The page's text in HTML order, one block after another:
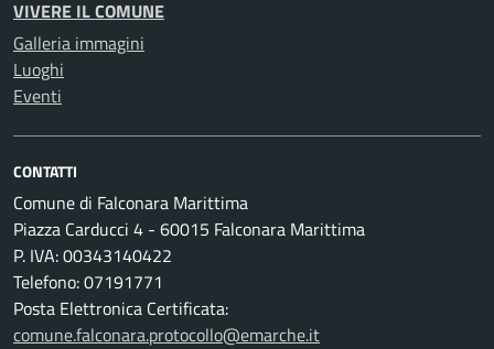
VIVERE IL COMUNE
Galleria immagini
Luoghi
Eventi
CONTATTI
Comune di Falconara Marittima
Piazza Carducci 4 - 60015 Falconara Marittima
P. IVA: 00343140422
Telefono: 07191771
Posta Elettronica Certificata:
comune.falconara.protocollo@emarche.it